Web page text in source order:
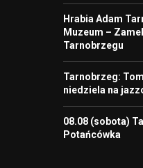
Hrabia Adam
Muzeum –
Tarnobrzegu
Tarnobrzeg:
niedziela na
08.08 (sobota)
Potańcówka